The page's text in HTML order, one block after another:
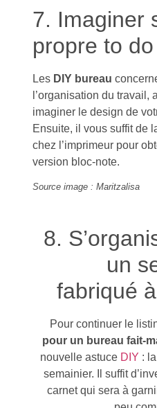
7. Imaginer
propre to
Les DIY bureau
l’organisation du travail,
imaginer le design de
Ensuite, il vous suffit de
chez l’imprimeur pour
version bloc-note.
Source image : Maritzalisa
8.
un
fabriqué
Pour continuer le
pour un bureau fait-
nouvelle astuce DIY :
semainier. Il suffit
carnet qui sera à